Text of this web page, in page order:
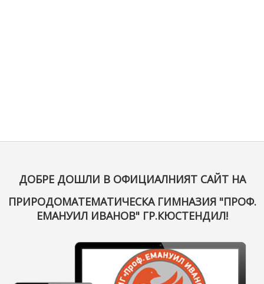
ДОБРЕ ДОШЛИ В ОФИЦИАЛНИЯТ САЙТ НА
ПРИРОДОМАТЕМАТИЧЕСКА ГИМНАЗИЯ "ПРОФ.
ЕМАНУИЛ ИВАНОВ" ГР.КЮСТЕНДИЛ!